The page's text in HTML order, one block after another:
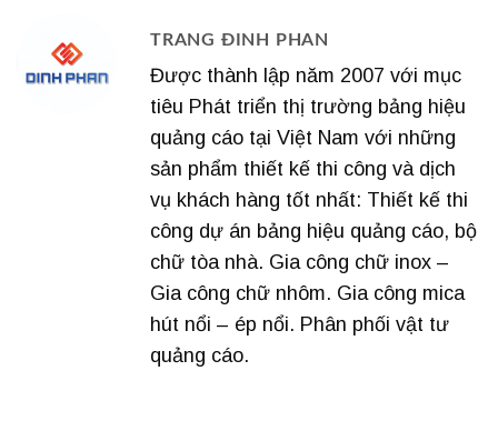
TRANG ĐINH PHAN
Được thành lập năm 2007 với mục
tiêu Phát triển thị trường bảng hiệu
quảng cáo tại Việt Nam với những
sản phẩm thiết kế thi công và dịch
vụ khách hàng tốt nhất: Thiết kế thi
công dự án bảng hiệu quảng cáo, bộ
chữ tòa nhà. Gia công chữ inox –
Gia công chữ nhôm. Gia công mica
hút nổi – ép nổi. Phân phối vật tư
quảng cáo.